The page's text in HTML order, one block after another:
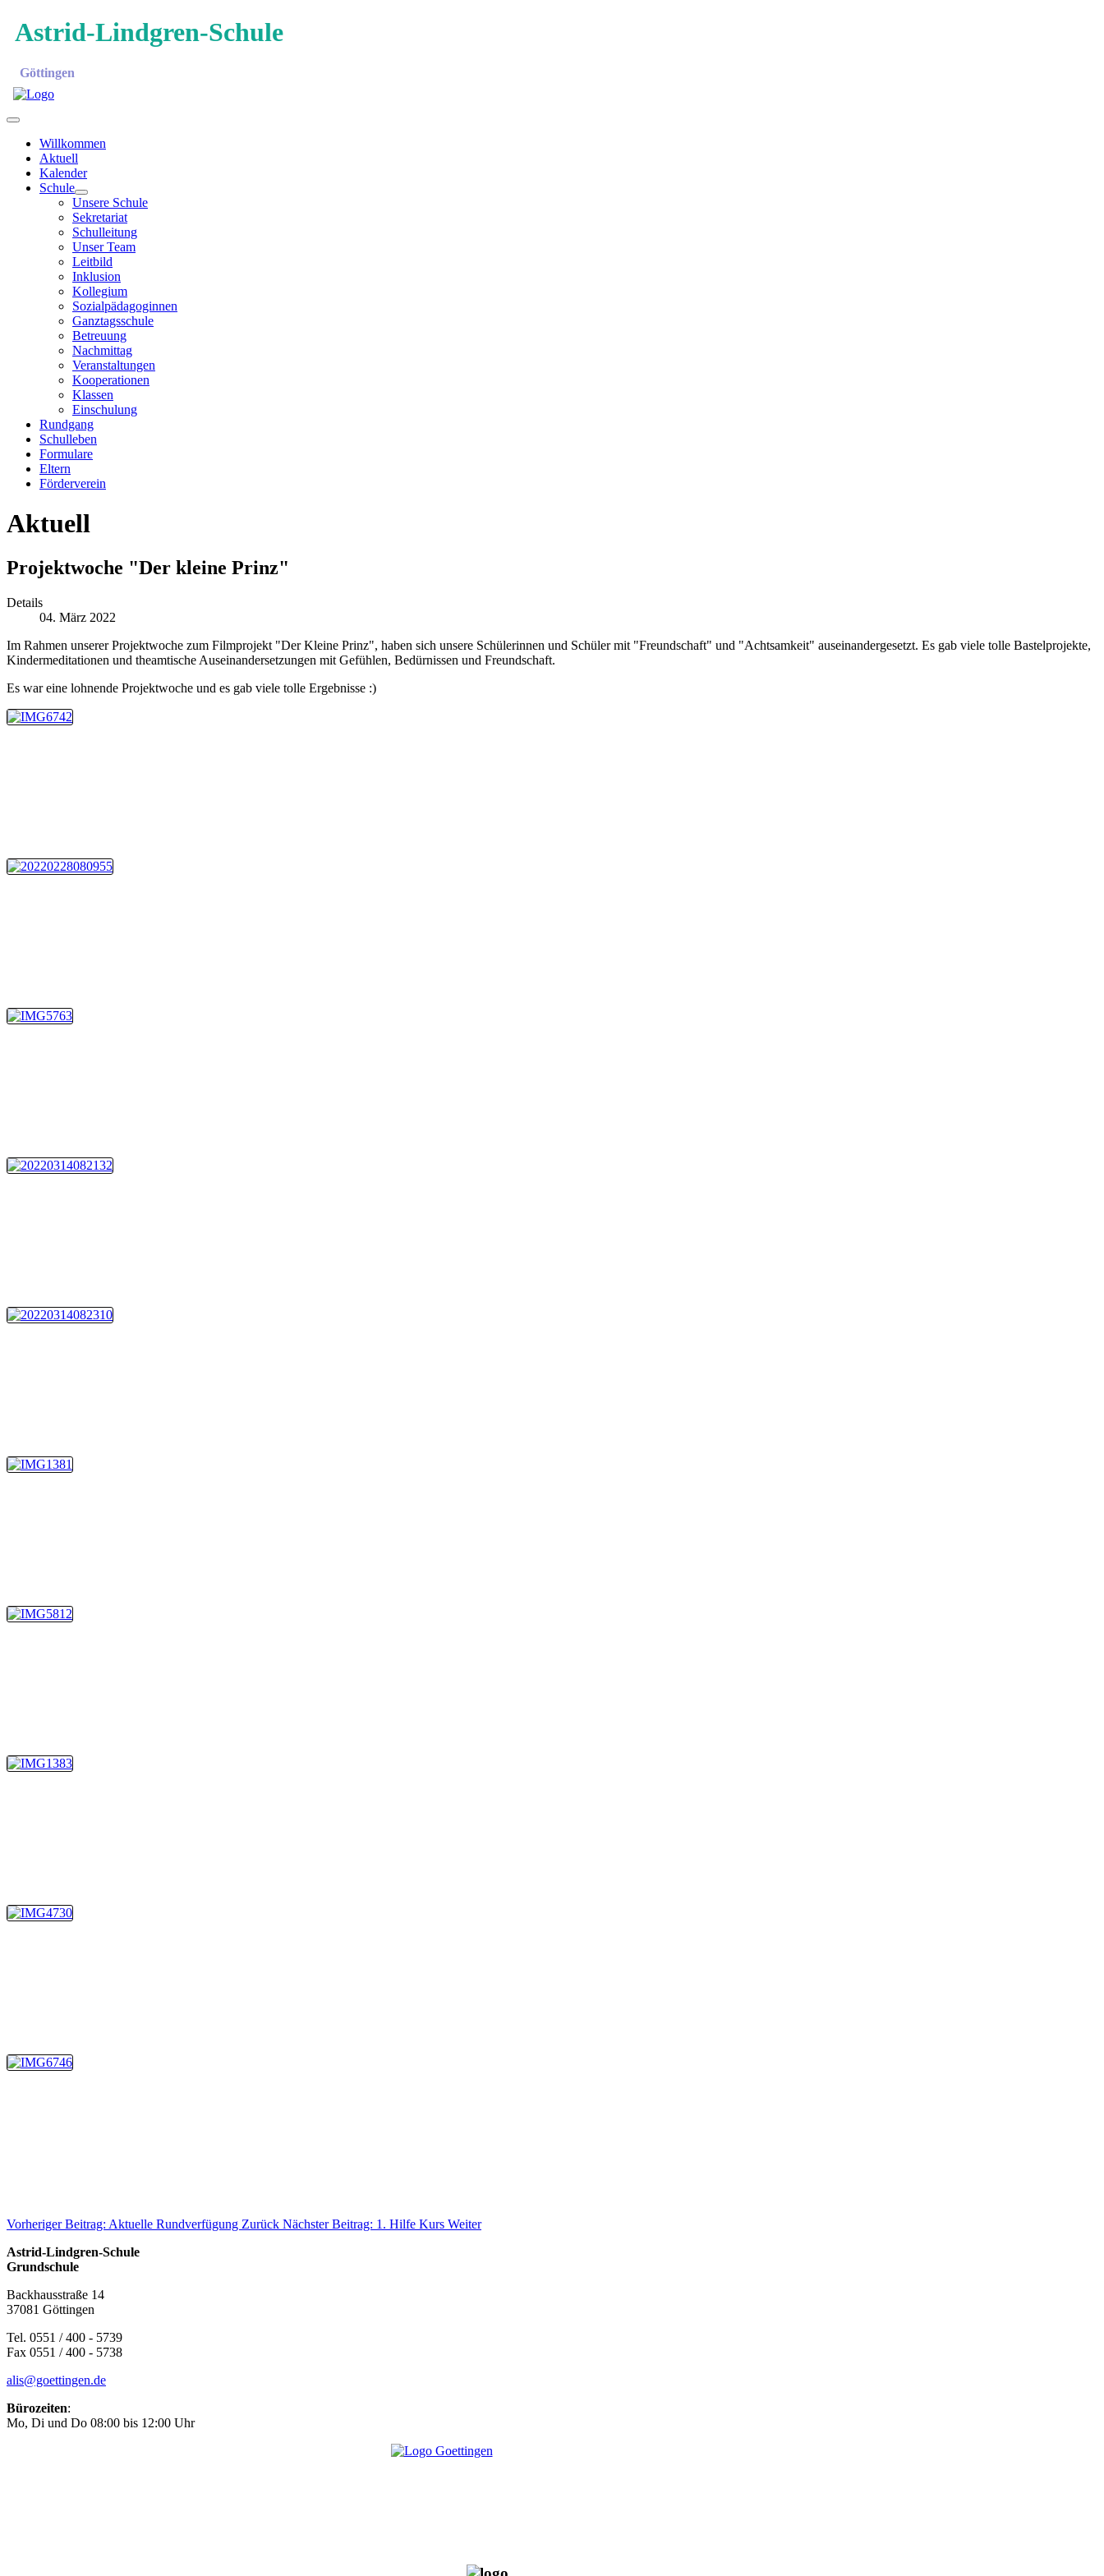
Astrid-Lindgren-Schule
Göttingen
Willkommen
Aktuell
Kalender
Schule
Unsere Schule
Sekretariat
Schulleitung
Unser Team
Leitbild
Inklusion
Kollegium
Sozialpädagoginnen
Ganztagsschule
Betreuung
Nachmittag
Veranstaltungen
Kooperationen
Klassen
Einschulung
Rundgang
Schulleben
Formulare
Eltern
Förderverein
Aktuell
Projektwoche "Der kleine Prinz"
Details
04. März 2022
Im Rahmen unserer Projektwoche zum Filmprojekt "Der Kleine Prinz", haben sich unsere Schülerinnen und Schüler mit "Freundschaft" und "Achtsamkeit" auseinandergesetzt. Es gab viele tolle Bastelprojekte,
Kindermeditationen und theamtische Auseinandersetzungen mit Gefühlen, Bedürnissen und Freundschaft.
Es war eine lohnende Projektwoche und es gab viele tolle Ergebnisse :)
Vorheriger Beitrag: Aktuelle Rundverfügung Zurück Nächster Beitrag: 1. Hilfe Kurs Weiter
Astrid-Lindgren-Schule
Grundschule
Backhausstraße 14
37081 Göttingen
Tel. 0551 / 400 - 5739
Fax 0551 / 400 - 5738
alis@goettingen.de
Bürozeiten:
Mo, Di und Do 08:00 bis 12:00 Uhr